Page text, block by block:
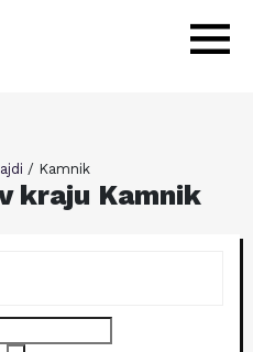
/ Kamnik
kraju Kamnik